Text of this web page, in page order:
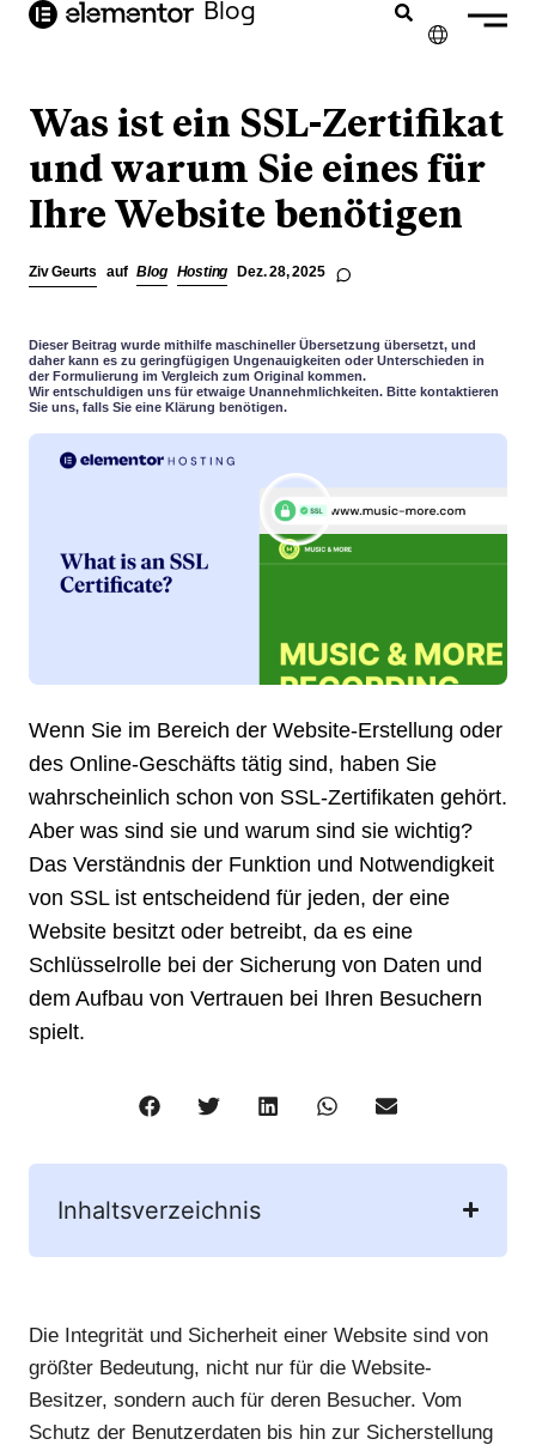
springen
Blog
ENGLISH
FRANÇAIS
NEDERLANDS
ITALIANO
Was ist ein SSL-Zertifikat
und warum Sie eines für
Ihre Website benötigen
Ziv Geurts auf Blog Hosting Dez. 28, 2025
Dieser Beitrag wurde mithilfe maschineller Übersetzung übersetzt, und
daher kann es zu geringfügigen Ungenauigkeiten oder Unterschieden in
der Formulierung im Vergleich zum Original kommen.
Wir entschuldigen uns für etwaige Unannehmlichkeiten. Bitte kontaktieren
Sie uns, falls Sie eine Klärung benötigen.
Wenn Sie im Bereich der Website-Erstellung oder
des Online-Geschäfts tätig sind, haben Sie
wahrscheinlich schon von SSL-Zertifikaten gehört.
Aber was sind sie und warum sind sie wichtig?
Das Verständnis der Funktion und Notwendigkeit
von SSL ist entscheidend für jeden, der eine
Website besitzt oder betreibt, da es eine
Schlüsselrolle bei der Sicherung von Daten und
dem Aufbau von Vertrauen bei Ihren Besuchern
spielt.
Inhaltsverzeichnis
Die Integrität und Sicherheit einer Website sind von
größter Bedeutung, nicht nur für die Website-
Besitzer, sondern auch für deren Besucher. Vom
Schutz der Benutzerdaten bis hin zur Sicherstellung